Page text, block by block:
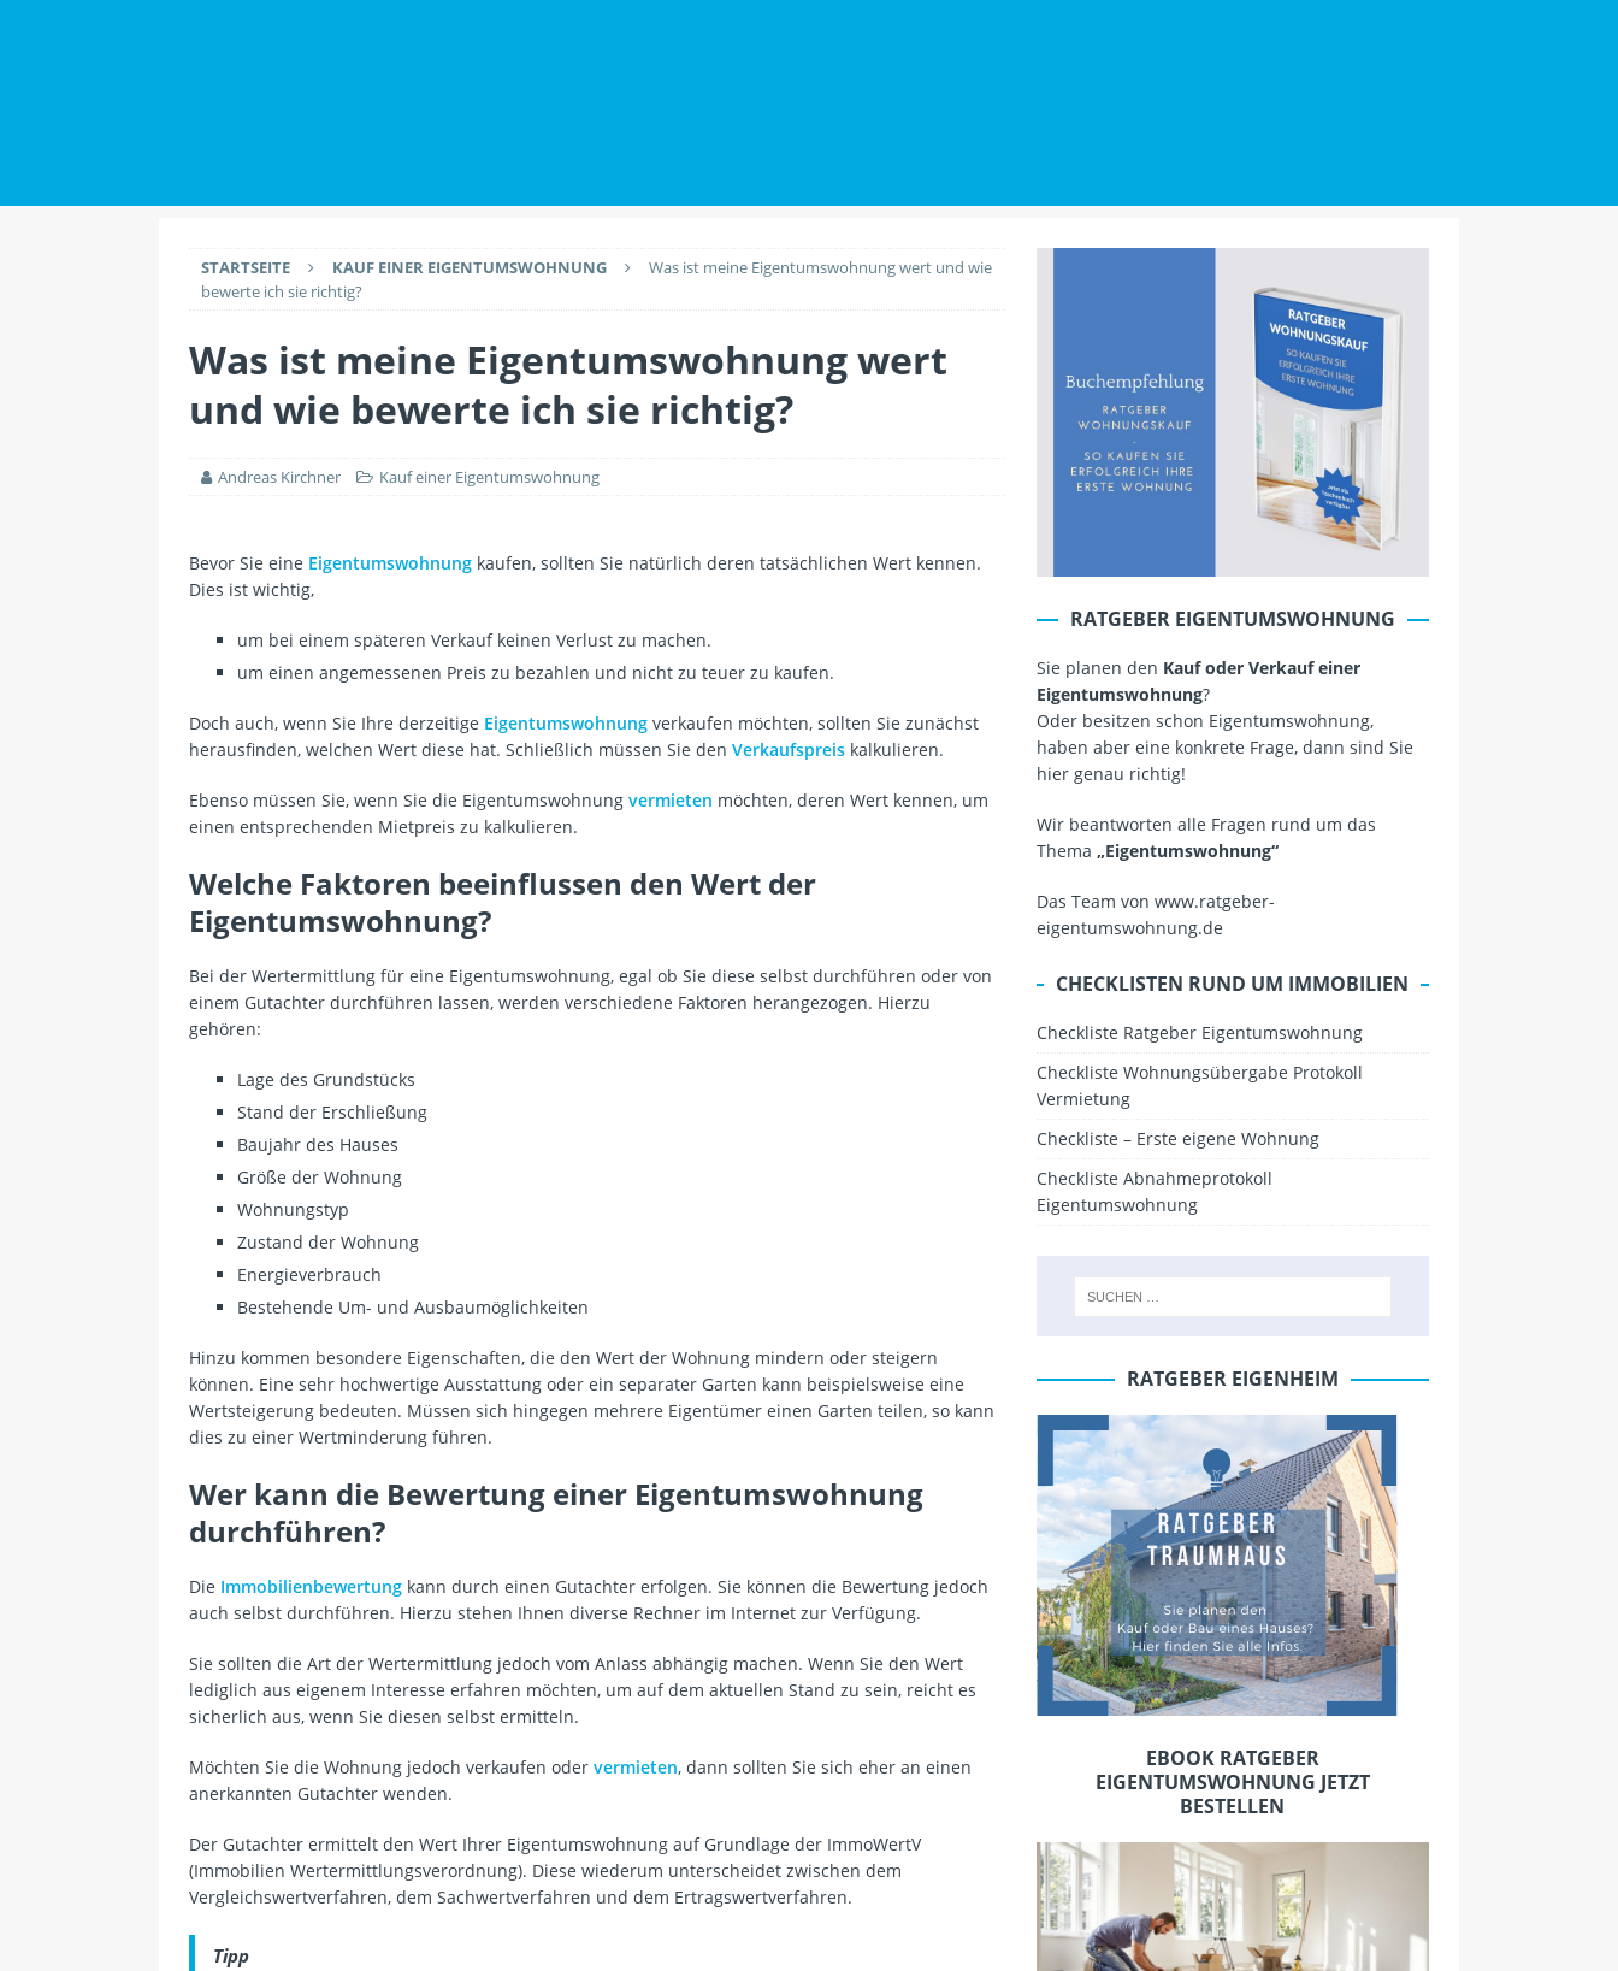
EINRICHTUNG
STARTSEITE KAUF EINER EIGENTUMSWOHNUNG
Was ist meine Eigentumswohnung wert und wie
bewerte ich sie richtig?
Was ist meine Eigentumswohnung wert
und wie bewerte ich sie richtig?
Andreas Kirchner Kauf einer Eigentumswohnung
Bevor Sie eine Eigentumswohnung kaufen, sollten Sie natürlich deren tatsächlichen Wert kennen.
Dies ist wichtig,
um bei einem späteren Verkauf keinen Verlust zu machen.
um einen angemessenen Preis zu bezahlen und nicht zu teuer zu kaufen.
Doch auch, wenn Sie Ihre derzeitige Eigentumswohnung verkaufen möchten, sollten Sie zunächst
herausfinden, welchen Wert diese hat. Schließlich müssen Sie den Verkaufspreis kalkulieren.
Ebenso müssen Sie, wenn Sie die Eigentumswohnung vermieten möchten, deren Wert kennen, um
einen entsprechenden Mietpreis zu kalkulieren.
Welche Faktoren beeinflussen den Wert der
Eigentumswohnung?
Bei der Wertermittlung für eine Eigentumswohnung, egal ob Sie diese selbst durchführen oder von
einem Gutachter durchführen lassen, werden verschiedene Faktoren herangezogen. Hierzu
gehören:
Lage des Grundstücks
Stand der Erschließung
Baujahr des Hauses
Größe der Wohnung
Wohnungstyp
Zustand der Wohnung
Energieverbrauch
Bestehende Um- und Ausbaumöglichkeiten
Hinzu kommen besondere Eigenschaften, die den Wert der Wohnung mindern oder steigern
können. Eine sehr hochwertige Ausstattung oder ein separater Garten kann beispielsweise eine
Wertsteigerung bedeuten. Müssen sich hingegen mehrere Eigentümer einen Garten teilen, so kann
dies zu einer Wertminderung führen.
Wer kann die Bewertung einer Eigentumswohnung
durchführen?
Die Immobilienbewertung kann durch einen Gutachter erfolgen. Sie können die Bewertung jedoch
auch selbst durchführen. Hierzu stehen Ihnen diverse Rechner im Internet zur Verfügung.
Sie sollten die Art der Wertermittlung jedoch vom Anlass abhängig machen. Wenn Sie den Wert
lediglich aus eigenem Interesse erfahren möchten, um auf dem aktuellen Stand zu sein, reicht es
sicherlich aus, wenn Sie diesen selbst ermitteln.
Möchten Sie die Wohnung jedoch verkaufen oder vermieten, dann sollten Sie sich eher an einen
anerkannten Gutachter wenden.
Der Gutachter ermittelt den Wert Ihrer Eigentumswohnung auf Grundlage der ImmoWertV
(Immobilien Wertermittlungsverordnung). Diese wiederum unterscheidet zwischen dem
Vergleichswertverfahren, dem Sachwertverfahren und dem Ertragswertverfahren.
Tipp
RATGEBER EIGENTUMSWOHNUNG
Sie planen den Kauf oder Verkauf einer
Eigentumswohnung?
Oder besitzen schon Eigentumswohnung,
haben aber eine konkrete Frage, dann sind Sie
hier genau richtig!
Wir beantworten alle Fragen rund um das
Thema „Eigentumswohnung“
Das Team von www.ratgeber-
eigentumswohnung.de
CHECKLISTEN RUND UM IMMOBILIEN
Checkliste Ratgeber Eigentumswohnung
Checkliste Wohnungsübergabe Protokoll
Vermietung
Checkliste – Erste eigene Wohnung
Checkliste Abnahmeprotokoll
Eigentumswohnung
RATGEBER EIGENHEIM
EBOOK RATGEBER
EIGENTUMSWOHNUNG JETZT
BESTELLEN